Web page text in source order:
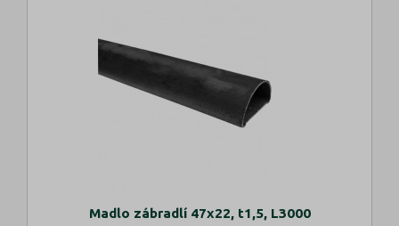
Madlo zábradlí 47x22, t1,5, L3000